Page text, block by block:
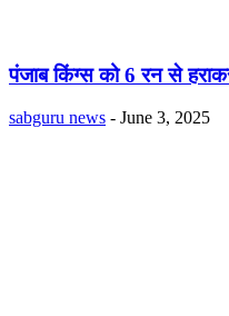
पंजाब किंग्स को 6 रन से
sabguru news - June 3, 2025